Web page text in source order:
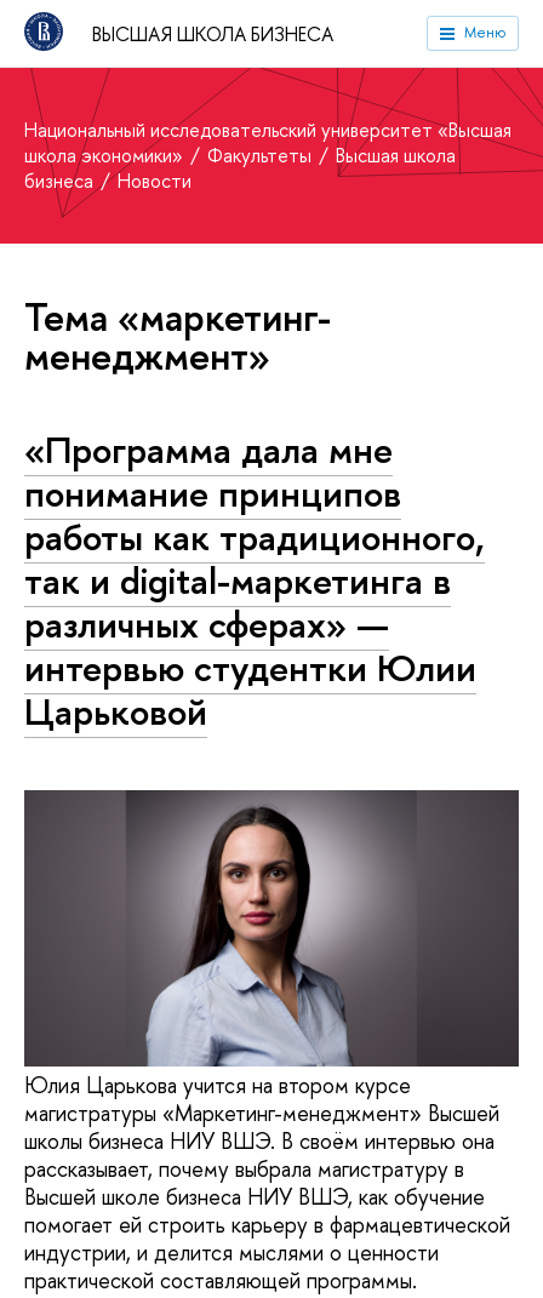
ВЫСШАЯ ШКОЛА БИЗНЕСА Меню
Национальный исследовательский университет «Высшая
школа экономики»
Факультеты
Высшая школа
бизнеса
Новости
Тема «маркетинг-
менеджмент»
«Программа дала мне
понимание принципов
работы как традиционного,
так и digital-маркетинга в
различных сферах» —
интервью студентки Юлии
Царьковой
Юлия Царькова учится на втором курсе
магистратуры «Маркетинг-менеджмент» Высшей
школы бизнеса НИУ ВШЭ. В своём интервью она
рассказывает, почему выбрала магистратуру в
Высшей школе бизнеса НИУ ВШЭ, как обучение
помогает ей строить карьеру в фармацевтической
индустрии, и делится мыслями о ценности
практической составляющей программы.